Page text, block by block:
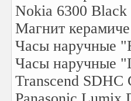
Nokia 6300
Магнит
Часы наручные
Часы наручные
Transcend SDHC